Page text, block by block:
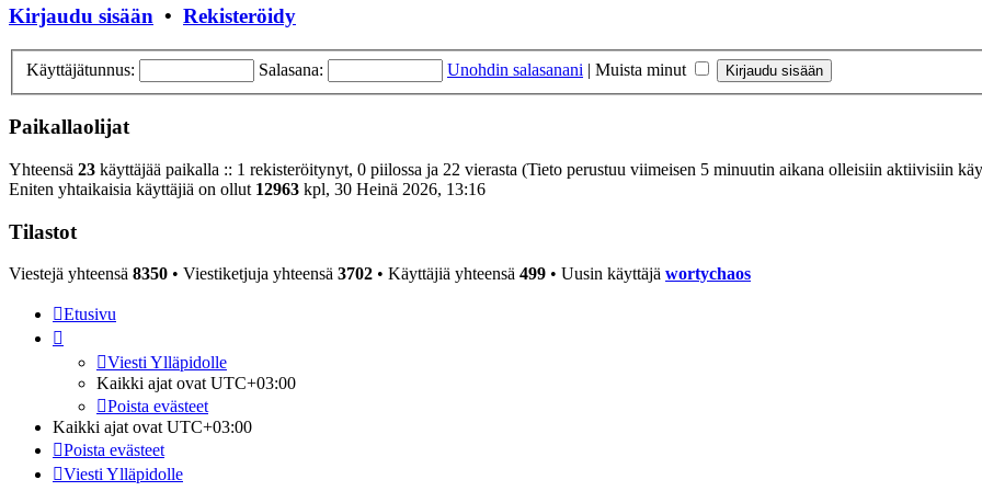
Kirjaudu sisään • Rekisteröidy
Käyttäjätunnus: Salasana: Unohdin salasanani | Muista minut
Paikallaolijat
Yhteensä 23 käyttäjää paikalla :: 1 rekisteröitynyt, 0 piilossa ja 22 vierasta (Tieto perustuu viimeisen 5 minuutin aikana olleisiin aktiivisiin
Eniten yhtaikaisia käyttäjiä on ollut 12963 kpl, 30 Heinä 2026, 13:16
Tilastot
Viestejä yhteensä 8350 • Viestiketjuja yhteensä 3702 • Käyttäjiä yhteensä 499 • Uusin käyttäjä wortychaos
Etusivu
Viesti Ylläpidolle
Kaikki ajat ovat UTC+03:00
Poista evästeet
Kaikki ajat ovat UTC+03:00
Poista evästeet
Viesti Ylläpidolle